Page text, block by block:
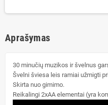
Aprašymas
30 minučių muzikos ir švelnus
Švelni šviesa leis ramiai užmigti
Skirta nuo gimimo.
Reikalingi 2xAA elementai (yra